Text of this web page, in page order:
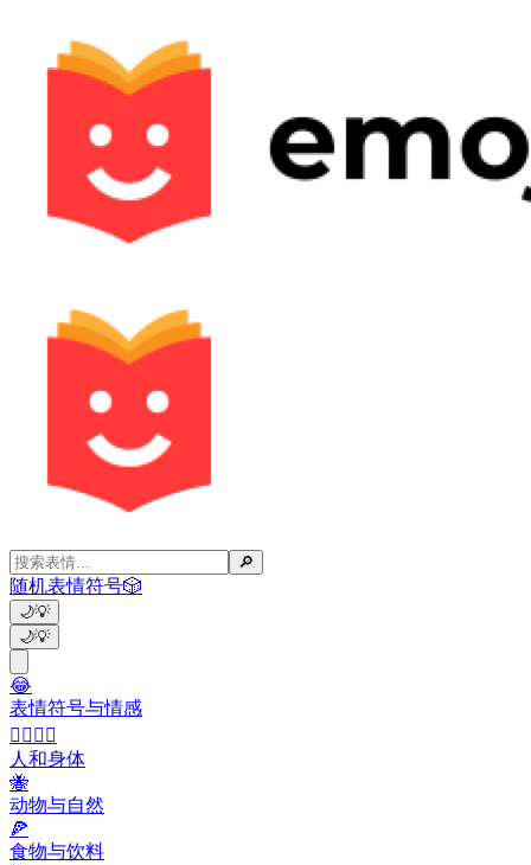
🔎
随机表情符号🎲
🌙💡
🌙💡
😂
表情符号与情感
👩‍❤️‍💋‍👨
人和身体
🐝
动物与自然
🍕
食物与饮料